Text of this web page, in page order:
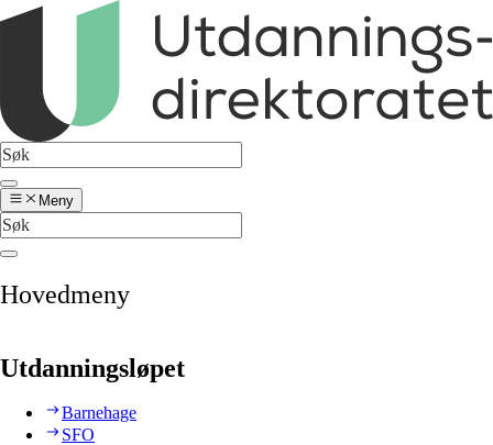
Meny
Hovedmeny
Utdanningsløpet
Barnehage
SFO